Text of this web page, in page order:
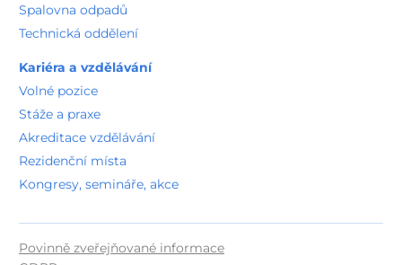
Spalovna odpadů
Technická oddělení
Kariéra a vzdělávání
Volné pozice
Stáže a praxe
Akreditace vzdělávání
Rezidenční místa
Kongresy, semináře, akce
Povinně zveřejňované informace